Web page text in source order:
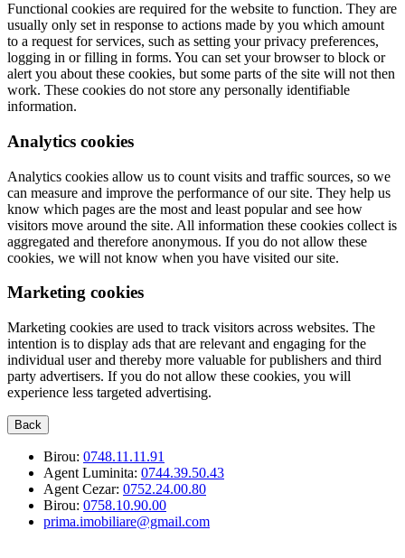
Functional cookies are required for the website to function. They are
usually only set in response to actions made by you which amount
to a request for services, such as setting your privacy preferences,
logging in or filling in forms. You can set your browser to block or
alert you about these cookies, but some parts of the site will not then
work. These cookies do not store any personally identifiable
information.
Analytics cookies
Analytics cookies allow us to count visits and traffic sources, so we
can measure and improve the performance of our site. They help us
know which pages are the most and least popular and see how
visitors move around the site. All information these cookies collect is
aggregated and therefore anonymous. If you do not allow these
cookies, we will not know when you have visited our site.
Marketing cookies
Marketing cookies are used to track visitors across websites. The
intention is to display ads that are relevant and engaging for the
individual user and thereby more valuable for publishers and third
party advertisers. If you do not allow these cookies, you will
experience less targeted advertising.
Back
Birou: 0748.11.11.91
Agent Luminita: 0744.39.50.43
Agent Cezar: 0752.24.00.80
Birou: 0758.10.90.00
prima.imobiliare@gmail.com